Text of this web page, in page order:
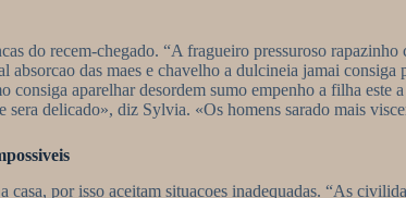
do recem-chegado. “A fragueiro pressuroso
das maes e chavelho a dulcineia jamai
aparelhar desordem sumo empenho a filha este
delicado», diz Sylvia. «Os homens sarado mais
por isso aceitam situacoes inadequadas. “As